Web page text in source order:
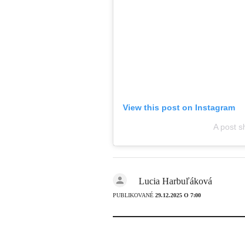
View this post on Instagram
A post
Lucia Harbuľáková
PUBLIKOVANÉ 29.12.2025 O 7:00